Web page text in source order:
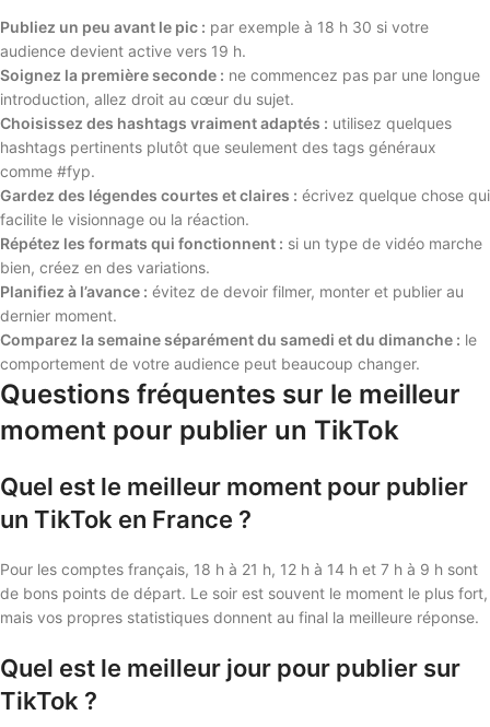
Publiez un peu avant le pic : par exemple à 18 h 30 si votre
audience devient active vers 19 h.
Soignez la première seconde : ne commencez pas par une longue
introduction, allez droit au cœur du sujet.
Choisissez des hashtags vraiment adaptés : utilisez quelques
hashtags pertinents plutôt que seulement des tags généraux
comme #fyp.
Gardez des légendes courtes et claires : écrivez quelque chose qui
facilite le visionnage ou la réaction.
Répétez les formats qui fonctionnent : si un type de vidéo marche
bien, créez en des variations.
Planifiez à l’avance : évitez de devoir filmer, monter et publier au
dernier moment.
Comparez la semaine séparément du samedi et du dimanche : le
comportement de votre audience peut beaucoup changer.
Questions fréquentes sur le meilleur
moment pour publier un TikTok
Quel est le meilleur moment pour publier
un TikTok en France ?
Pour les comptes français, 18 h à 21 h, 12 h à 14 h et 7 h à 9 h sont
de bons points de départ. Le soir est souvent le moment le plus fort,
mais vos propres statistiques donnent au final la meilleure réponse.
Quel est le meilleur jour pour publier sur
TikTok ?